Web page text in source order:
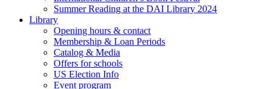
Summer Reading at the DAI Library 2024
Library
Opening hours & contact
Membership & Loan Periods
Catalog & Media
Offers for schools
US Election Info
Event program